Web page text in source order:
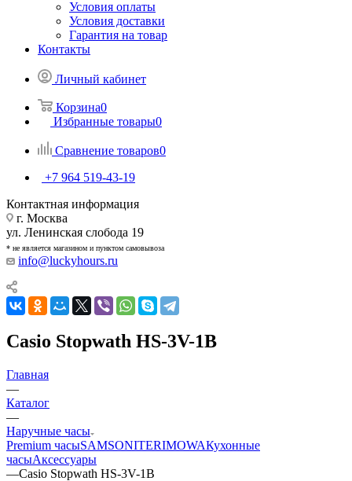
Условия оплаты
Условия доставки
Гарантия на товар
Контакты
Личный кабинет
Корзина0
Избранные товары0
Сравнение товаров0
+7 964 519-43-19
Контактная информация
г. Москва
ул. Ленинская слобода 19
* не является магазином и пунктом самовывоза
info@luckyhours.ru
Casio Stopwath HS-3V-1B
Главная
—
Каталог
—
Наручные часы
Premium часыSAMSONITERIMOWAКухонные
часыАксессуары
—Casio Stopwath HS-3V-1B